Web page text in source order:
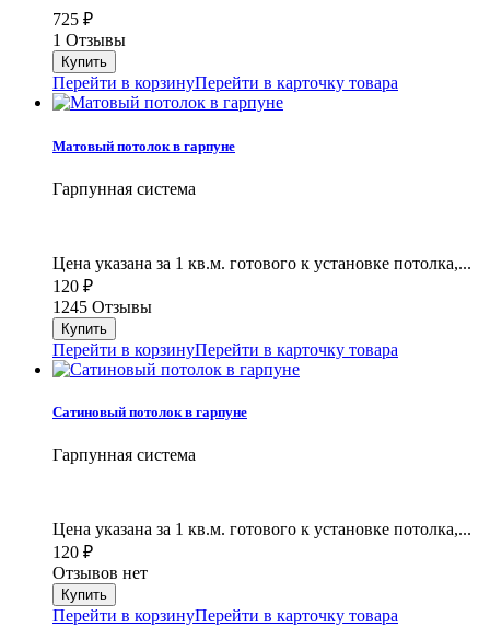
725 ₽
1 Отзывы
Перейти в корзинуПерейти в карточку товара
Матовый потолок в гарпуне
Гарпунная система
Цена указана за 1 кв.м. готового к установке потолка,...
120 ₽
1245 Отзывы
Перейти в корзинуПерейти в карточку товара
Сатиновый потолок в гарпуне
Гарпунная система
Цена указана за 1 кв.м. готового к установке потолка,...
120 ₽
Отзывов нет
Перейти в корзинуПерейти в карточку товара